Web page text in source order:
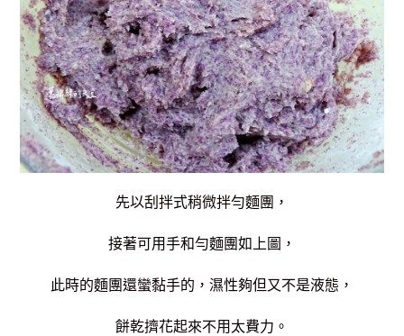
先以刮拌式稍微拌勻麵團，
接著可用手和勻麵團如上圖，
此時的麵團還蠻黏手的，濕性夠但又不是液態，
餅乾擠花起來不用太費力。